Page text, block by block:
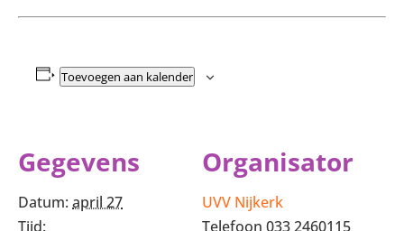
Toevoegen aan kalender
Gegevens
Datum: april 27
Tijd:
Organisator
UVV Nijkerk
Telefoon 033 2460115